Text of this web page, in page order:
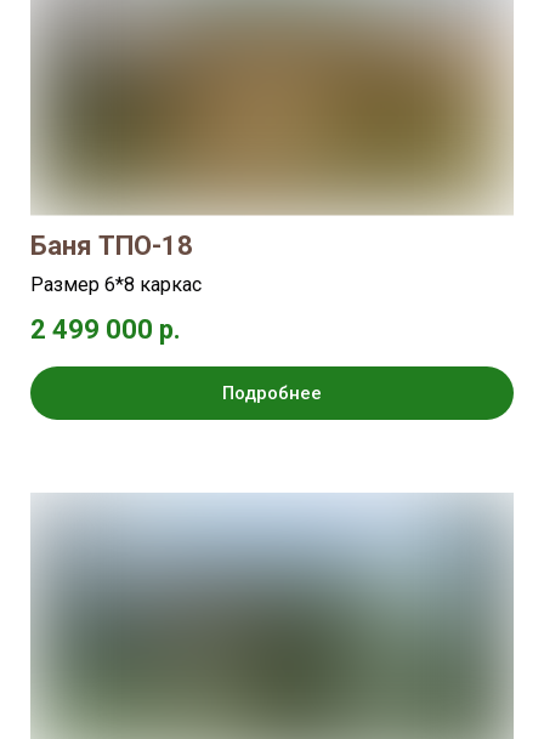
Баня ТПО-18
Размер 6*8 каркас
2 499 000 р.
Подробнее